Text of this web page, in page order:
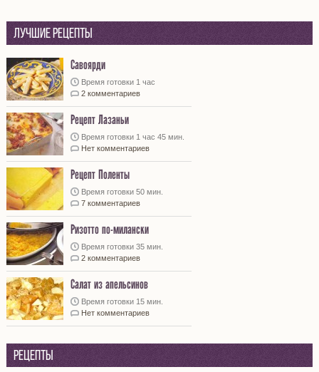
Лучшие рецепты
Савоярди
Время готовки 1 час
2 комментариев
Рецепт Лазаньи
Время готовки 1 час 45 мин.
Нет комментариев
Рецепт Поленты
Время готовки 50 мин.
7 комментариев
Ризотто по-милански
Время готовки 35 мин.
2 комментариев
Салат из апельсинов
Время готовки 15 мин.
Нет комментариев
Рецепты